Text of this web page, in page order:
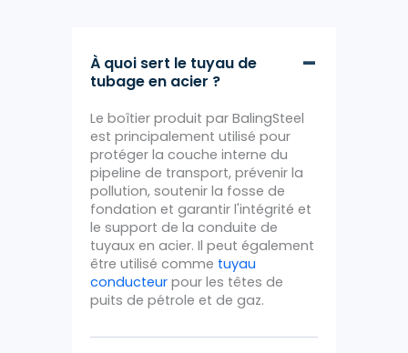
À quoi sert le tuyau de
tubage en acier ?
Le boîtier produit par BalingSteel
est principalement utilisé pour
protéger la couche interne du
pipeline de transport, prévenir la
pollution, soutenir la fosse de
fondation et garantir l'intégrité et
le support de la conduite de
tuyaux en acier. Il peut également
être utilisé comme tuyau
conducteur pour les têtes de
puits de pétrole et de gaz.